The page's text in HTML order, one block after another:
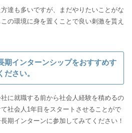
達も多いですが、まだやりたいことがな
の環境に身を置くことで良い刺激を貰え
期インターンシップをおすすめす
さい。
に就職する前から社会人経験を積めるの
社会人1年目をスタートさせることがで
期インターンに参加してみてください！